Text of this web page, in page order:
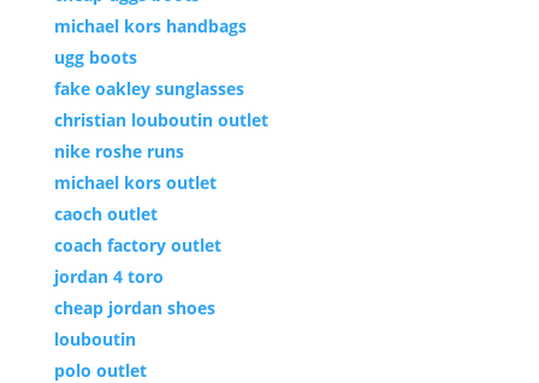
michael kors handbags
ugg boots
fake oakley sunglasses
christian louboutin outlet
nike roshe runs
michael kors outlet
caoch outlet
coach factory outlet
jordan 4 toro
cheap jordan shoes
louboutin
polo outlet